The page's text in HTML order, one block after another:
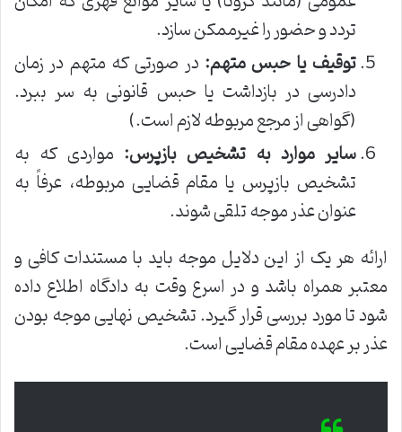
تردد و حضور را غیرممکن سازد.
توقیف یا حبس متهم: در صورتی که متهم در زمان
دادرسی در بازداشت یا حبس قانونی به سر ببرد.
(گواهی از مرجع مربوطه لازم است.)
سایر موارد به تشخیص بازپرس: مواردی که به
تشخیص بازپرس یا مقام قضایی مربوطه، عرفاً به
عنوان عذر موجه تلقی شوند.
ارائه هر یک از این دلایل موجه باید با مستندات کافی و
معتبر همراه باشد و در اسرع وقت به دادگاه اطلاع داده
شود تا مورد بررسی قرار گیرد. تشخیص نهایی موجه بودن
عذر بر عهده مقام قضایی است.